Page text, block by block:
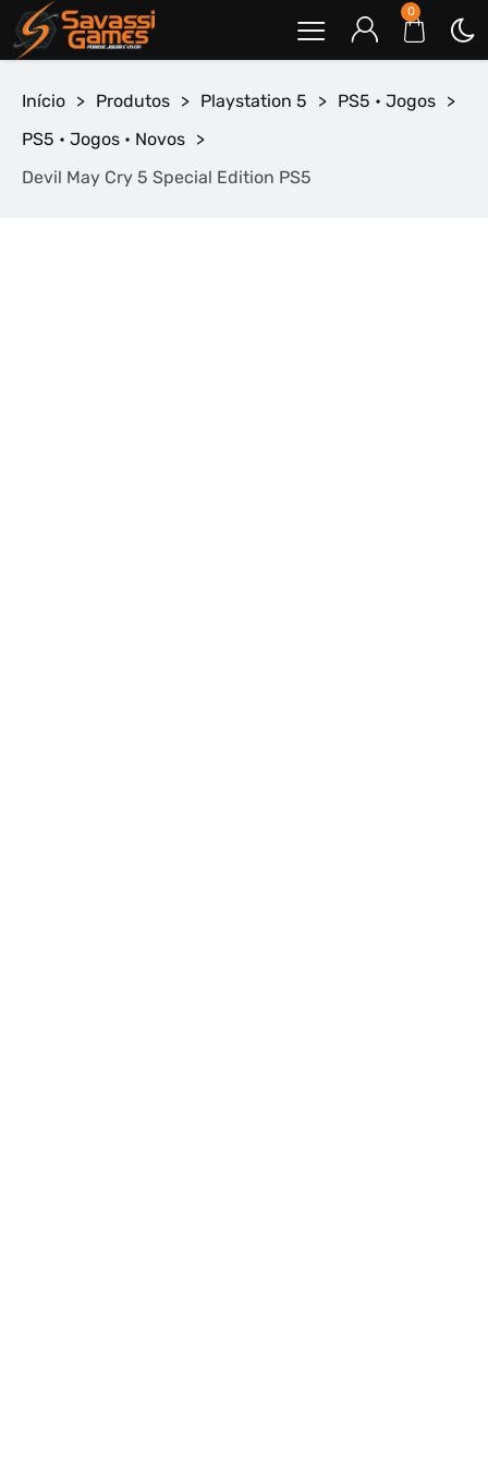
0
Início > Produtos > Playstation 5 > PS5 • Jogos >
PS5 • Jogos • Novos >
Devil May Cry 5 Special Edition PS5